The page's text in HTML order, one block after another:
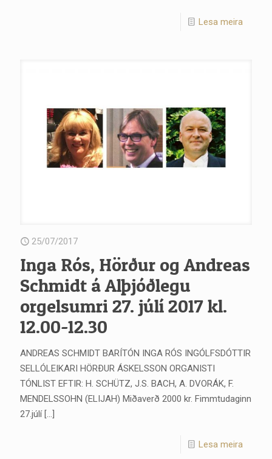
Lesa meira
25/07/2017
Inga Rós, Hörður og Andreas
Schmidt á Alþjóðlegu
orgelsumri 27. júlí 2017 kl.
12.00-12.30
ANDREAS SCHMIDT BARÍTÓN INGA RÓS INGÓLFSDÓTTIR
SELLÓLEIKARI HÖRÐUR ÁSKELSSON ORGANISTI
TÓNLIST EFTIR: H. SCHÜTZ, J.S. BACH, A. DVORÁK, F.
MENDELSSOHN (ELIJAH) Miðaverð 2000 kr. Fimmtudaginn
27.júlí[…]
Lesa meira